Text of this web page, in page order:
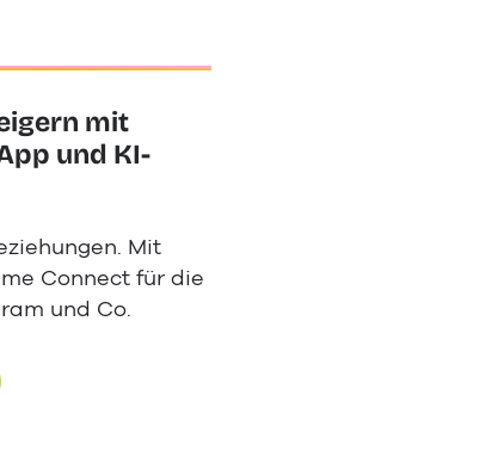
mit
und KI-
Mit
Connect für die
und Co.